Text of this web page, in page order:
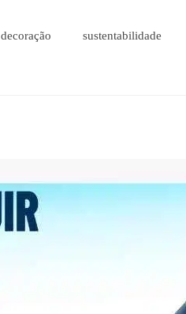
decoração sustentabilidade